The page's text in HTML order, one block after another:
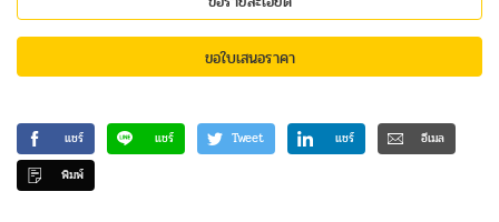
ขอใบเสนอราคา
แชร์ แชร์ Tweet แชร์
อีเมล
พิมพ์